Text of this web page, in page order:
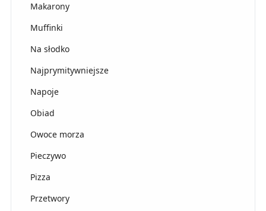
Makarony
Muffinki
Na słodko
Najprymitywniejsze
Napoje
Obiad
Owoce morza
Pieczywo
Pizza
Przetwory